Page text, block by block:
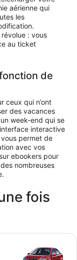
aérienne qui
les
: vous
au ticket
de
ceux qui n’ont
des vacances
week-end qui se
interactive
permet de
avec vos
ebookers pour
nombreuses
fois